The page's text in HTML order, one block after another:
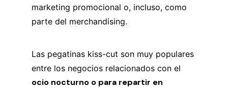
marketing promocional o, incluso, como
parte del merchandising.
Las pegatinas kiss-cut son muy populares
entre los negocios relacionados con el
ocio nocturno o para repartir en